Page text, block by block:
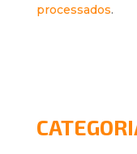
processados.